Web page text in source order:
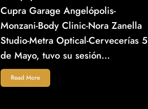
Cupra Garage Angelópolis-
Monzani-Body Clinic-Nora Zanella
Studio-Metra Optical-Cervecerías 5
de Mayo, tuvo su sesión…
Read More